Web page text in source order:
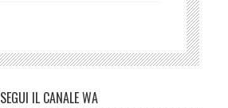
SEGUI IL CANALE WA